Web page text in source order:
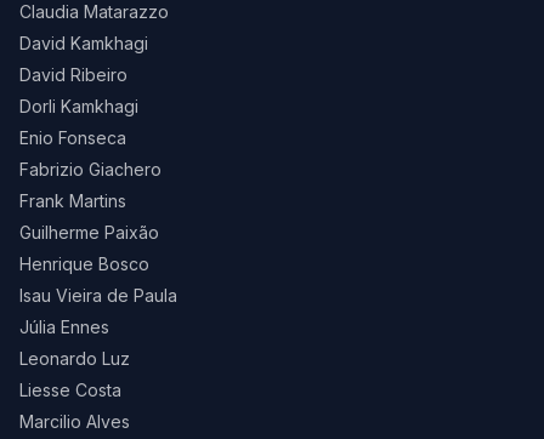
Claudia Matarazzo
David Kamkhagi
David Ribeiro
Dorli Kamkhagi
Enio Fonseca
Fabrizio Giachero
Frank Martins
Guilherme Paixão
Henrique Bosco
Isau Vieira de Paula
Júlia Ennes
Leonardo Luz
Liesse Costa
Marcilio Alves